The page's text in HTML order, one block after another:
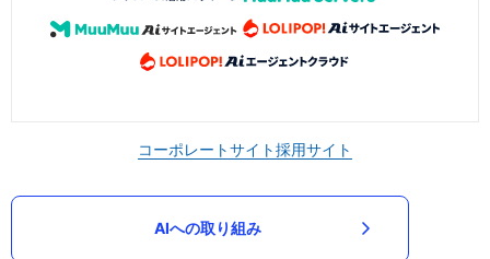
コーポレートサイト採用サイト
AIへの取り組み